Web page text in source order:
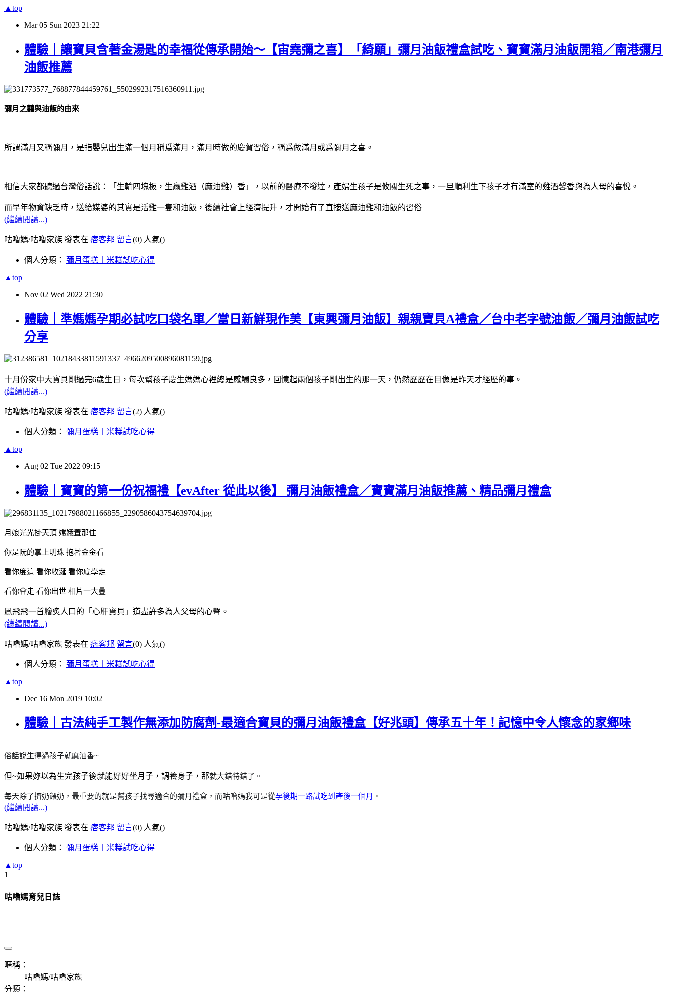
▲top
Mar 05 Sun 2023 21:22
體驗｜讓寶貝含著金湯匙的幸福從傳承開始～【宙堯彌之喜】「綺願」彌月油飯禮盒試吃、寶寶滿月油飯開箱／南港彌月
油飯推薦
彌月之囍與油飯的由來
所謂滿月又稱彌月，是指嬰兒出生滿一個月稱爲滿月，滿月時做的慶賀習俗，稱爲做滿月或爲彌月之喜。
相信大家都聽過台灣俗話說：「生輸四塊板，生贏雞酒（麻油雞）香」，以前的醫療不發達，產婦生孩子是攸關生死之事，一旦順利生下孩子才有滿室的雞酒馨香與為人母的喜悅。
而早年物資缺乏時，送給媒婆的其實是活雞一隻和油飯，後續社會上經濟提升，才開始有了直接送麻油雞和油飯的習俗
(繼續閱讀...)
咕嚕媽/咕嚕家族 發表在 痞客邦 留言(0) 人氣()
個人分類： 彌月蛋糕丨米糕試吃心得
▲top
Nov 02 Wed 2022 21:30
體驗｜準媽媽孕期必試吃口袋名單／當日新鮮現作美【東興彌月油飯】親親寶貝A禮盒／台中老字號油飯／彌月油飯試吃
分享
十月份家中大寶貝剛過完6歲生日，每次幫孩子慶生媽媽心裡總是感觸良多，回憶起兩個孩子剛出生的那一天，仍然歷歷在目像是昨天才經歷的事。
(繼續閱讀...)
咕嚕媽/咕嚕家族 發表在 痞客邦 留言(2) 人氣()
個人分類： 彌月蛋糕丨米糕試吃心得
▲top
Aug 02 Tue 2022 09:15
體驗｜寶寶的第一份祝福禮【evAfter 從此以後】 彌月油飯禮盒／寶寶滿月油飯推薦、精品彌月禮盒
月娘光光掛天頂 嫦娥置那住
你是阮的掌上明珠 抱著金金看
看你度這 看你收涎 看你底學走
看你會走 看你出世 相片一大疊
鳳飛飛一首膾炙人口的「心肝寶貝」道盡許多為人父母的心聲。
(繼續閱讀...)
咕嚕媽/咕嚕家族 發表在 痞客邦 留言(0) 人氣()
個人分類： 彌月蛋糕丨米糕試吃心得
▲top
Dec 16 Mon 2019 10:02
體驗丨古法純手工製作無添加防腐劑-最適合寶貝的彌月油飯禮盒【好兆頭】傳承五十年！記憶中令人懷念的家鄉味
俗話說生得過孩子就麻油香~
但~如果妳以為生完孩子後就能好好坐月子，調養身子，那就大錯特錯了。
每天除了擠奶餵奶，最重要的就是幫孩子找尋適合的彌月禮盒，而咕嚕媽我可是從孕後期一路試吃到產後一個月 。
(繼續閱讀...)
咕嚕媽/咕嚕家族 發表在 痞客邦 留言(0) 人氣()
個人分類： 彌月蛋糕丨米糕試吃心得
▲top
1
咕嚕媽育兒日誌
暱稱：
咕嚕媽/咕嚕家族
分類：